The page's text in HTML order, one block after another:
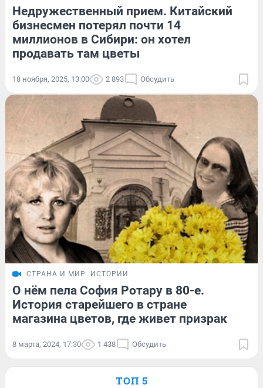
Недружественный прием. Китайский
бизнесмен потерял почти 14
миллионов в Сибири: он хотел
продавать там цветы
18 ноября, 2025, 13:00 2 893 Обсудить
СТРАНА И МИР ИСТОРИИ
О нём пела София Ротару в 80-е.
История старейшего в стране
магазина цветов, где живет призрак
8 марта, 2024, 17:30 1 438 Обсудить
ТОП 5